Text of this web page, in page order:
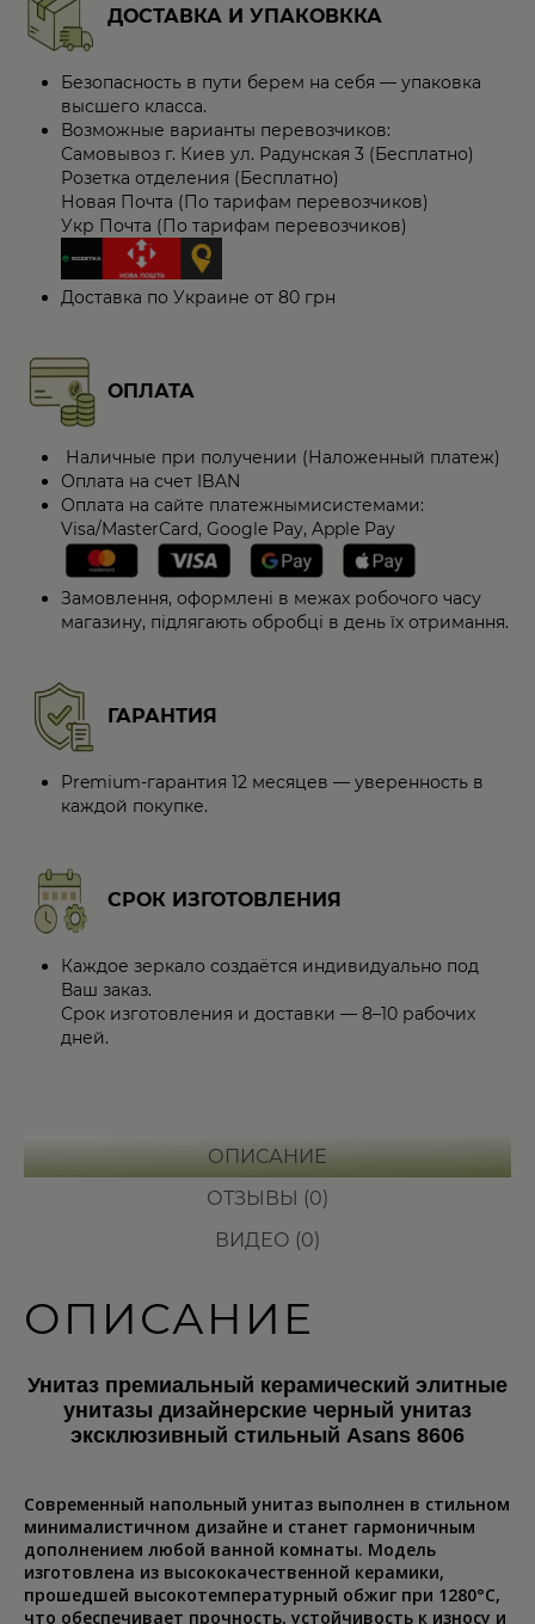
ДОСТАВКА И УПАКОВККА
Безопасность в пути берем на себя — упаковка
высшего класса.
Возможные варианты перевозчиков:
Самовывоз г. Киев ул. Радунская 3 (Бесплатно)
Розетка отделения (Бесплатно)
Новая Почта (По тарифам перевозчиков)
Укр Почта (По тарифам перевозчиков)
Доставка по Украине от 80 грн
ОПЛАТА
Наличные при получении (Наложенный платеж)
Оплата на счет IBAN
Оплата на сайте платежнымисистемами:
Visa/MasterCard, Google Pay, Apple Pay
Замовлення, оформлені в межах робочого часу
магазину, підлягають обробці в день їх отримання.
ГАРАНТИЯ
Premium-гарантия 12 месяцев — уверенность в
каждой покупке.
СРОК ИЗГОТОВЛЕНИЯ
Каждое зеркало создаётся индивидуально под
Ваш заказ.
Срок изготовления и доставки — 8–10 рабочих
дней.
ОПИСАНИЕ
ОТЗЫВЫ (0)
ВИДЕО (0)
ОПИСАНИЕ
Унитаз премиальный керамический элитные
унитазы дизайнерские черный унитаз
эксклюзивный стильный Asans 8606
Современный напольный унитаз выполнен в стильном
минималистичном дизайне и станет гармоничным
дополнением любой ванной комнаты. Модель
изготовлена из высококачественной керамики,
прошедшей высокотемпературный обжиг при 1280°C,
что обеспечивает прочность, устойчивость к износу и